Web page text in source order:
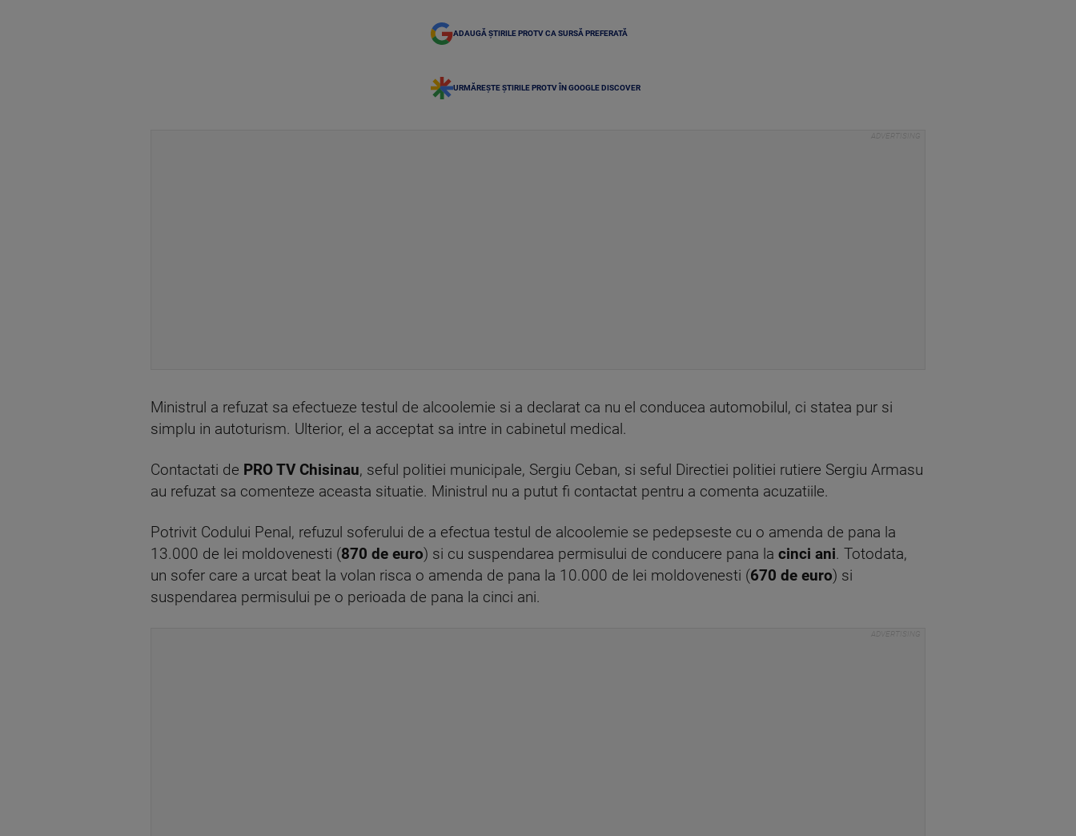
ADAUGĂ ȘTIRILE PROTV CA SURSĂ PREFERATĂ
URMĂREȘTE ȘTIRILE PROTV ÎN GOOGLE DISCOVER
Ministrul a refuzat sa efectueze testul de alcoolemie si a declarat ca nu el conducea automobilul, ci statea pur si
simplu in autoturism. Ulterior, el a acceptat sa intre in cabinetul medical.
Contactati de PRO TV Chisinau, seful politiei municipale, Sergiu Ceban, si seful Directiei politiei rutiere Sergiu Armasu
au refuzat sa comenteze aceasta situatie. Ministrul nu a putut fi contactat pentru a comenta acuzatiile.
Potrivit Codului Penal, refuzul soferului de a efectua testul de alcoolemie se pedepseste cu o amenda de pana la
13.000 de lei moldovenesti (870 de euro) si cu suspendarea permisului de conducere pana la cinci ani. Totodata,
un sofer care a urcat beat la volan risca o amenda de pana la 10.000 de lei moldovenesti (670 de euro) si
suspendarea permisului pe o perioada de pana la cinci ani.